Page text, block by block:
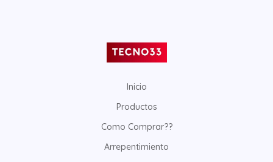
Inicio
Productos
Como Comprar??
Arrepentimiento